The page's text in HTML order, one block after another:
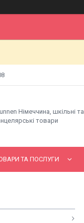
Німеччина, шкільні та
товари
ТА ПОСЛУГИ